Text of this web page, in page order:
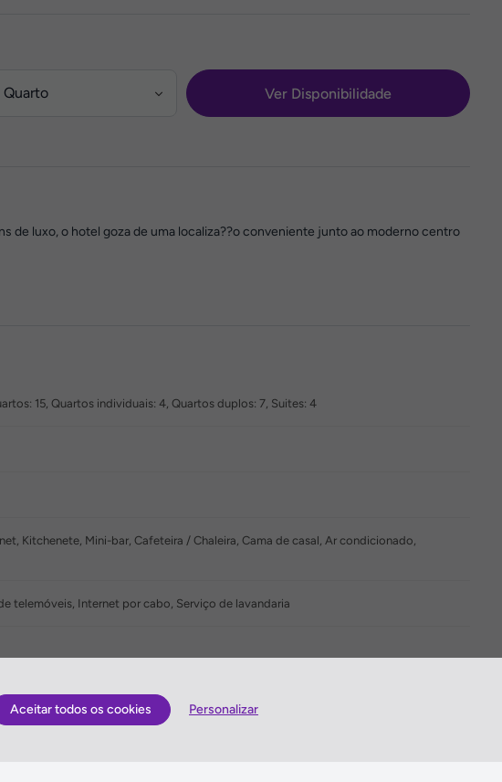
Ver Disponibilidade
de luxo, o hotel goza de uma localiza??o conveniente junto ao moderno centro
15, Quartos individuais: 4, Quartos duplos: 7, Suites: 4
Kitchenete, Mini-bar, Cafeteira / Chaleira, Cama de casal, Ar condicionado,
telemóveis, Internet por cabo, Serviço de lavandaria
Aceitar todos os cookies Personalizar